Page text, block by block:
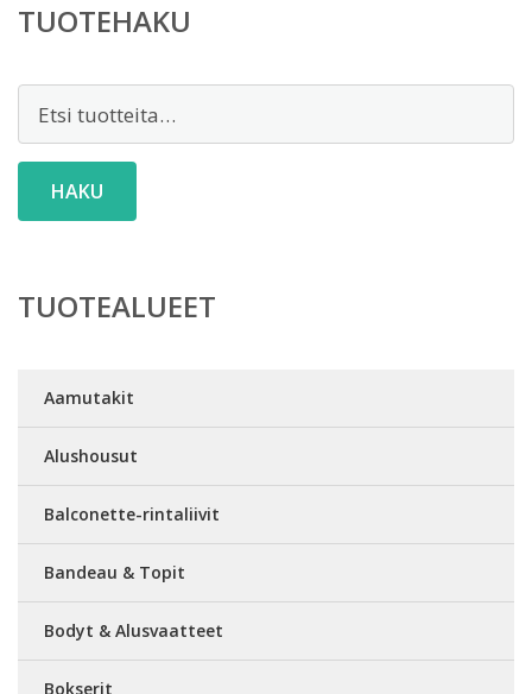
TUOTEHAKU
HAKU
TUOTEALUEET
Aamutakit
Alushousut
Balconette-rintaliivit
Bandeau & Topit
Bodyt & Alusvaatteet
Bokserit